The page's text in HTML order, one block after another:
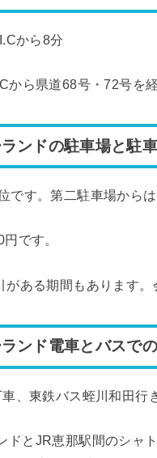
から8分
から県道68号・72号を
ンドの駐車場と駐
です。第二駐車場から
です。
ある期間もあります。
ンド電車とバスで
、東鉄バス蛭川和田行
ドとJR恵那駅間のシャ